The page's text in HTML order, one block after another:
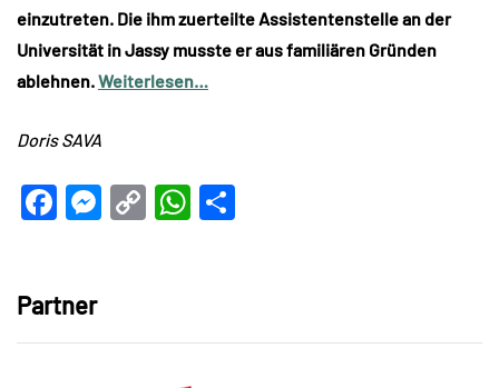
einzutreten. Die ihm zuerteilte Assistentenstelle an der
Universität in Jassy musste er aus familiären Gründen
ablehnen.Weiterlesen…
Doris SAVA
Facebook
Messenger
CopyWhatsApp
Partner